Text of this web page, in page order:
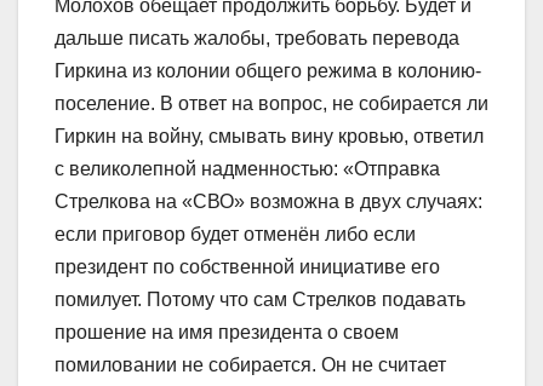
Молохов обещает продолжить борьбу. Будет и
дальше писать жалобы, требовать перевода
Гиркина из колонии общего режима в колонию-
поселение. В ответ на вопрос, не собирается ли
Гиркин на войну, смывать вину кровью, ответил
с великолепной надменностью: «Отправка
Стрелкова на «СВО» возможна в двух случаях:
если приговор будет отменён либо если
президент по собственной инициативе его
помилует. Потому что сам Стрелков подавать
прошение на имя президента о своем
помиловании не собирается. Он не считает